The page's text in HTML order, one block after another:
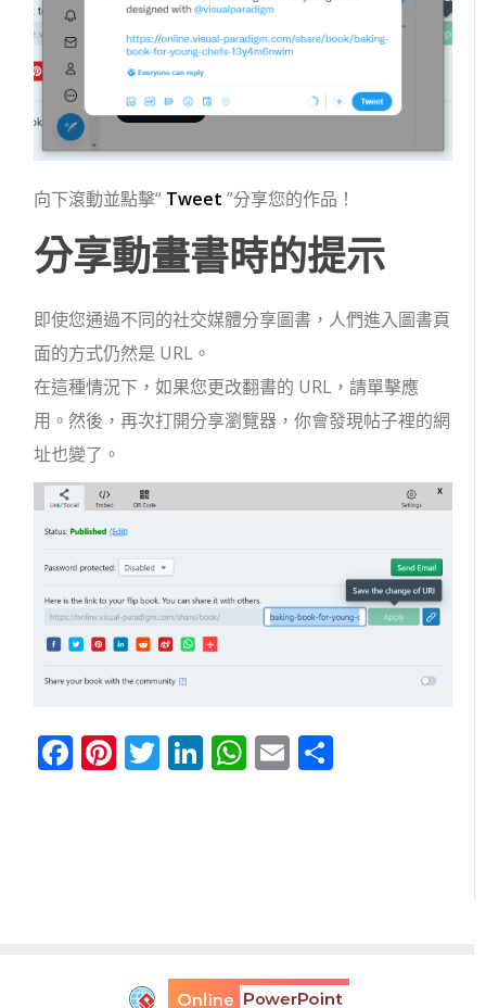
向下滾動並點擊“ Tweet ”分享您的作品！
分享動畫書時的提示
即使您通過不同的社交媒體分享圖書，人們進入圖書頁
面的方式仍然是 URL。
在這種情況下，如果您更改翻書的 URL，請單擊應
用。然後，再次打開分享瀏覽器，你會發現帖子裡的網
址也變了。
Facebook
Pinterest
Twitter
LinkedIn
WhatsApp
Email